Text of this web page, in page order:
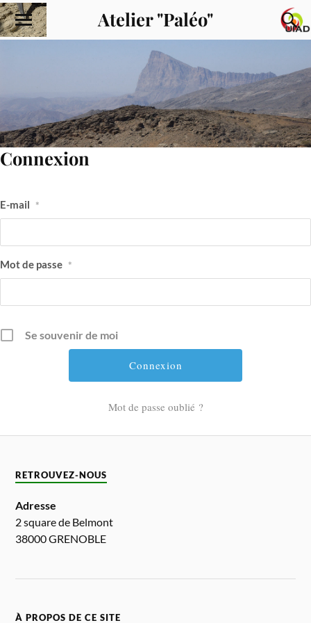
Atelier "Paléo"
Connexion
E-mail *
Mot de passe *
Se souvenir de moi
Mot de passe oublié ?
RETROUVEZ-NOUS
Adresse
2 square de Belmont
38000 GRENOBLE
À PROPOS DE CE SITE